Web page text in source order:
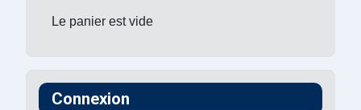
Le panier est vide
Connexion